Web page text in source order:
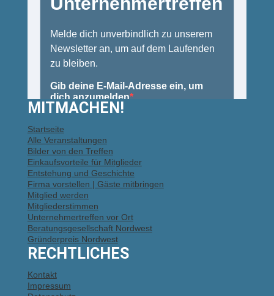
MITMACHEN!
Startseite
Alle Veranstaltungen
Bilder von den Treffen
Einkaufsvorteile für Mitglieder
Entstehung und Geschichte
Firma vorstellen | Gäste mitbringen
Mitglied werden
Mitgliederstimmen
Unternehmertreffen vor Ort
Beratungsgesellschaft Nordwest
Gründerpreis Nordwest
RECHTLICHES
Kontakt
Impressum